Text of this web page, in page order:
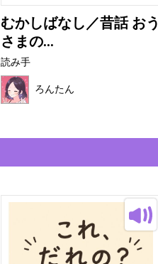
むかしばなし／昔話 おう
さまの...
読み手
ろんたん